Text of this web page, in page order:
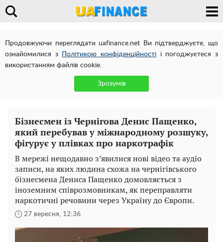
Продовжуючи переглядати uafinance.net Ви підтверджуєте, що
ознайомилися з
Політикою конфіденційності і погоджуєтеся з
використанням файлів cookie.
Зрозумів
Бізнесмен із Чернігова Денис Пащенко,
який перебував у міжнародному розшуку,
фігурує у плівках про наркотрафік
В мережі нещодавно з’явилися нові відео та аудіо
записи, на яких людина схожа на чернігівського
бізнесмена Дениса Пащенко домовляється з
іноземним співрозмовникам, як переправляти
наркотичні речовини через Україну до Європи.
27 вересня, 12:36